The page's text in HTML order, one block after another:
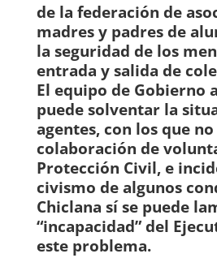
de la federación de
madres y padres de
la seguridad de los
entrada y salida de
El equipo de Gobierno
puede solventar la
agentes, con los que
colaboración de
Protección Civil, e
civismo de algunos
Chiclana sí se puede
“incapacidad” del
este problema.